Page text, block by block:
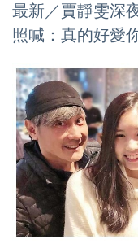
最新／賈靜雯深
照喊：真的好愛